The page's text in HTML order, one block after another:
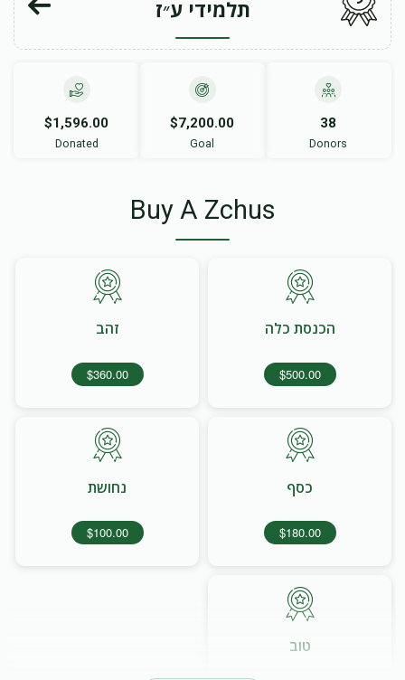
תלמידי ע״ז
$1,596.00
Donated
$7,200.00
Goal
38
Donors
Buy A Zchus
הכנסת כלה
$500.00
זהב
$360.00
כסף
$180.00
נחושת
$100.00
טוב